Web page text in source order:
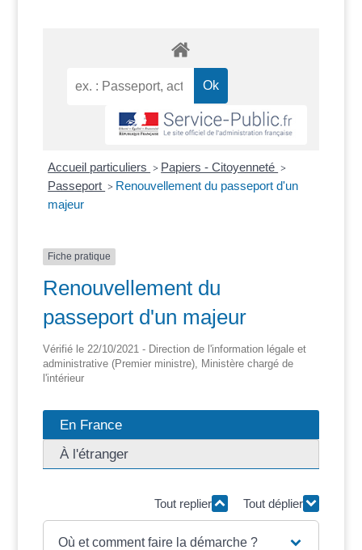
Accueil particuliers > Papiers - Citoyenneté >
Passeport > Renouvellement du passeport d'un
majeur
Fiche pratique
Renouvellement du
passeport d'un majeur
Vérifié le 22/10/2021 - Direction de l'information légale et
administrative (Premier ministre), Ministère chargé de
l'intérieur
En France
À l'étranger
Tout replier Tout déplier
Où et comment faire la démarche ?